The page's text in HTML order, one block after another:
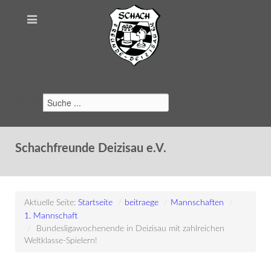
Schachfreunde Deizisau e.V.
Aktuelle Seite: Startseite / beitraege / Mannschaften
/
1. Mannschaft
/
Bundesligawochenende in Deizisau mit zahlreichen
Weltklasse-Spielern!